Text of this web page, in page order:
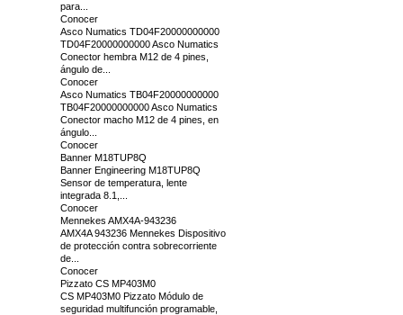
para...
Conocer
Asco Numatics TD04F20000000000
TD04F20000000000 Asco Numatics
Conector hembra M12 de 4 pines,
ángulo de...
Conocer
Asco Numatics TB04F20000000000
TB04F20000000000 Asco Numatics
Conector macho M12 de 4 pines, en
ángulo...
Conocer
Banner M18TUP8Q
Banner Engineering M18TUP8Q
Sensor de temperatura, lente
integrada 8.1,...
Conocer
Mennekes AMX4A-943236
AMX4A 943236 Mennekes Dispositivo
de protección contra sobrecorriente
de...
Conocer
Pizzato CS MP403M0
CS MP403M0 Pizzato Módulo de
seguridad multifunción programable,